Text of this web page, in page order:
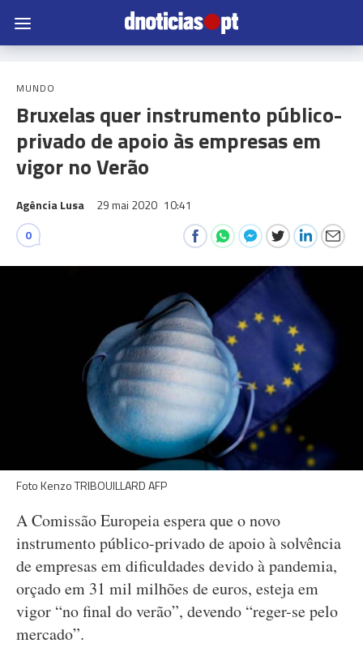
MUNDO
Bruxelas quer instrumento público-
privado de apoio às empresas em
vigor no Verão
Agência Lusa 29 mai 2020 10:41
0
Foto Kenzo TRIBOUILLARD AFP
A Comissão Europeia espera que o novo
instrumento público-privado de apoio à solvência
de empresas em dificuldades devido à pandemia,
orçado em 31 mil milhões de euros, esteja em
vigor “no final do verão”, devendo “reger-se pelo
mercado”.